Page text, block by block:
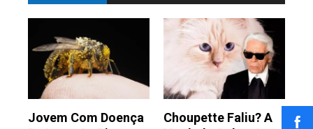
Jovem Com Doença
Choupette Faliu? A